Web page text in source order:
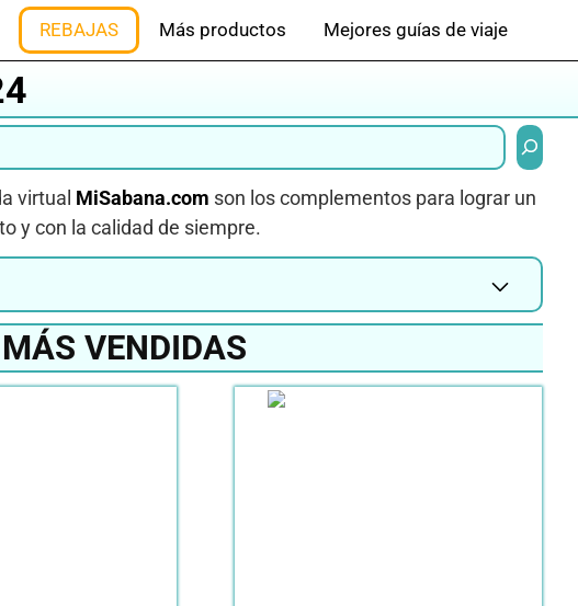
REBAJAS Más productos Mejores guías de viaje
Buscar
virtual MiSabana.com son los complementos para lograr un
y con la calidad de siempre.
VENDIDAS